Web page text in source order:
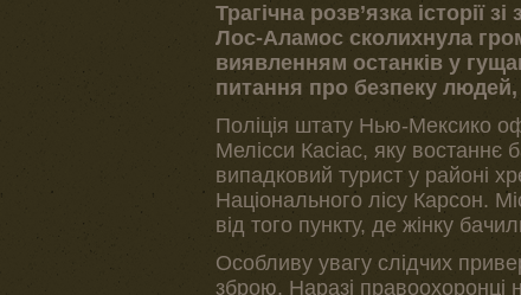
Трагічна розв’язка історії
Лос-Аламос сколихнула
виявленням останків у
питання про безпеку
Поліція штату Нью-Мексико
Мелісси Касіас, яку
випадковий турист у районі
Національного лісу Карсон.
від того пункту, де жінку
Особливу увагу слідчих
зброю. Наразі правоохоронці